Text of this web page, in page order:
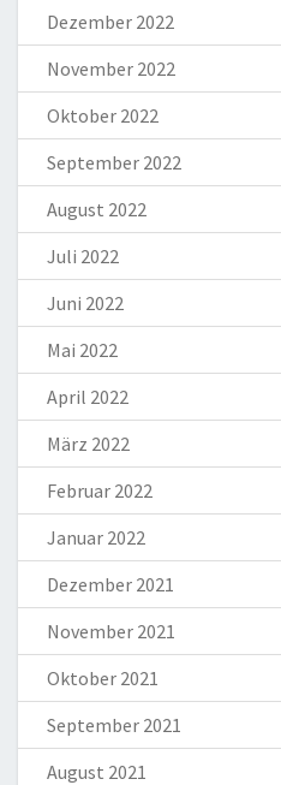
Dezember 2022
November 2022
Oktober 2022
September 2022
August 2022
Juli 2022
Juni 2022
Mai 2022
April 2022
März 2022
Februar 2022
Januar 2022
Dezember 2021
November 2021
Oktober 2021
September 2021
August 2021